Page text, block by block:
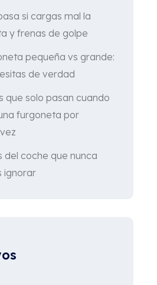
si cargas mal la
y frenas de golpe
pequeña vs grande:
de verdad
que solo pasan cuando
furgoneta por
del coche que nunca
ignorar